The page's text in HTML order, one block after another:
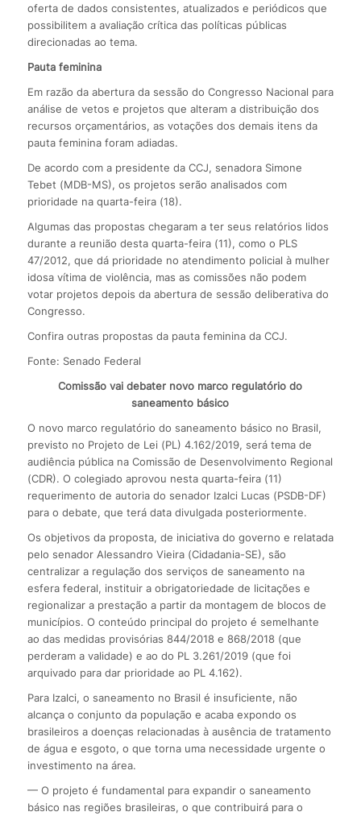
oferta de dados consistentes, atualizados e periódicos que
possibilitem a avaliação crítica das políticas públicas
direcionadas ao tema.
Pauta feminina
Em razão da abertura da sessão do Congresso Nacional para
análise de vetos e projetos que alteram a distribuição dos
recursos orçamentários, as votações dos demais itens da
pauta feminina foram adiadas.
De acordo com a presidente da CCJ, senadora Simone
Tebet (MDB-MS), os projetos serão analisados com
prioridade na quarta-feira (18).
Algumas das propostas chegaram a ter seus relatórios lidos
durante a reunião desta quarta-feira (11), como o PLS
47/2012, que dá prioridade no atendimento policial à mulher
idosa vítima de violência, mas as comissões não podem
votar projetos depois da abertura de sessão deliberativa do
Congresso.
Confira outras propostas da pauta feminina da CCJ.
Fonte: Senado Federal
Comissão vai debater novo marco regulatório do
saneamento básico
O novo marco regulatório do saneamento básico no Brasil,
previsto no Projeto de Lei (PL) 4.162/2019, será tema de
audiência pública na Comissão de Desenvolvimento Regional
(CDR). O colegiado aprovou nesta quarta-feira (11)
requerimento de autoria do senador Izalci Lucas (PSDB-DF)
para o debate, que terá data divulgada posteriormente.
Os objetivos da proposta, de iniciativa do governo e relatada
pelo senador Alessandro Vieira (Cidadania-SE), são
centralizar a regulação dos serviços de saneamento na
esfera federal, instituir a obrigatoriedade de licitações e
regionalizar a prestação a partir da montagem de blocos de
municípios. O conteúdo principal do projeto é semelhante
ao das medidas provisórias 844/2018 e 868/2018 (que
perderam a validade) e ao do PL 3.261/2019 (que foi
arquivado para dar prioridade ao PL 4.162).
Para Izalci, o saneamento no Brasil é insuficiente, não
alcança o conjunto da população e acaba expondo os
brasileiros a doenças relacionadas à ausência de tratamento
de água e esgoto, o que torna uma necessidade urgente o
investimento na área.
— O projeto é fundamental para expandir o saneamento
básico nas regiões brasileiras, o que contribuirá para o